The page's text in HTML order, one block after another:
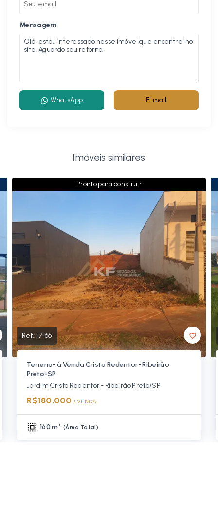
Mensagem
WhatsApp E-mail
Imóveis similares
Pronto para construir
Ref.: 17166
Terreno- à Venda Cristo Redentor- Ribeirão
Preto-SP
Jardim Cristo Redentor - Ribeirão Preto/SP
R$180.000 / VENDA
160 m² (Área Total)